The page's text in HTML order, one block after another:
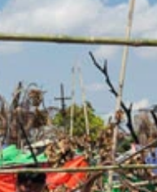
の第4、第5の塔門の間
真はライフル銃を椅子
て知られている
物を干す女性の前には
は有刺鉄線が敷かれてい
ている